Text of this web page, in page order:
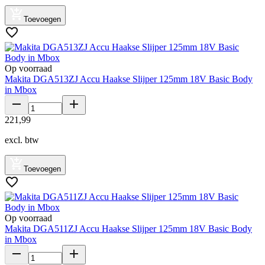
Toevoegen
Op voorraad
Makita DGA513ZJ Accu Haakse Slijper 125mm 18V Basic Body
in Mbox
221 ,99
excl. btw
Toevoegen
Op voorraad
Makita DGA511ZJ Accu Haakse Slijper 125mm 18V Basic Body
in Mbox